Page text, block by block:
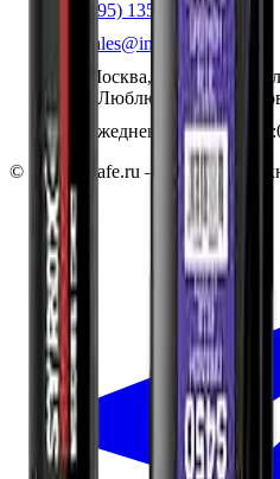
+7 (495) 135-35-99
sales@insafe.ru
Москва, Люблинская
ТЦ «Люблю Молл», -1
Ежедневно 10:00 —
©
2026 InSafe.ru — Товары и